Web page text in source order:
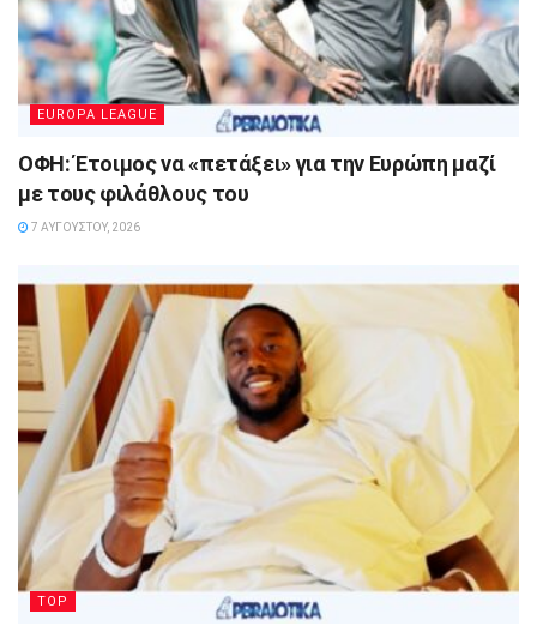
EUROPA LEAGUE
ΟΦΗ: Έτοιμος να «πετάξει» για την Ευρώπη μαζί
με τους φιλάθλους του
7 ΑΥΓΟΎΣΤΟΥ, 2026
TOP